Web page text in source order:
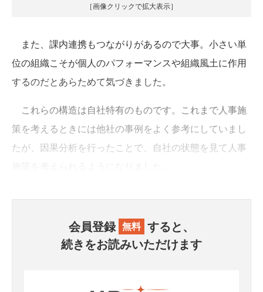
［画像クリックで拡大表示］
また、課内連携もつながりがあるので大事。小さい単
位の組織こそが個人のパフォーマンスや組織風土に作用
するのだとあらためて気づきました。
これらの構造は自社特有のものです。これまで人事施
策を考えるときには他社の事例をよく参考にしていまし
たが、因果分析を行ったことで、自社の状態を見て人事
会員登録 無料 すると、
続きをお読みいただけます